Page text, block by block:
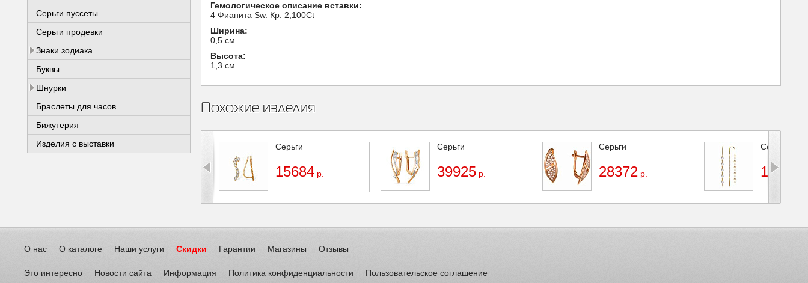
Серьги пуссеты
Серьги продевки
Знаки зодиака
Буквы
Шнурки
Браслеты для часов
Бижутерия
Изделия с выставки
Гемологическое описание вставки:
4 Фианита Sw. Кр. 2,100Ct
Ширина:
0,5 см.
Высота:
1,3 см.
Похожие изделия
Серьги
15684 р.
Серьги
39925 р.
Серьги
28372 р.
Серьги
18881
О нас О каталоге Наши услуги Скидки Гарантии Магазины Отзывы
Это интересно Новости сайта Информация Политика конфиденциальности Пользовательское соглашение